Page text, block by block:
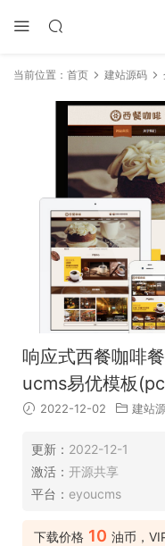
当前位置： 首页 建站源码
响应式西餐咖啡
ucms易优模板
2022-12-02 建站
更新： 2022-12-1
激活： 开源共享
平台： eyoucms
下载价格 10 油币，